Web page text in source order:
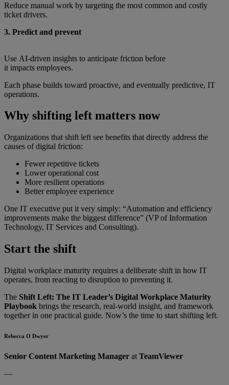
Reduce manual work by targeting the most common and costly
ticket drivers.
3. Predict and prevent
Use AI‑driven insights to anticipate friction before
it impacts employees.
Each phase builds toward proactive, and eventually predictive, IT
operations.
Why shifting left matters now
Organizations that shift left see benefits that directly address the
causes of digital friction:
Fewer repetitive tickets
Lower operational cost
More resilient operations
Better employee experience
One IT executive put it very simply: “Automation and efficiency
improvements make the biggest difference” (VP of Information
Technology, IT Services and Consulting).
Start the shift
Digital workplace maturity requires a deliberate shift in how IT
operates, from reacting to disruption to preventing it.
The Shift Left: The IT Leader’s Digital Workplace Maturity
Playbook brings the research, real-world insight, and framework
together in one practical guide. Now’s the time to start shifting left.
Rebecca O Dwyer
Senior Content Marketing Manager at TeamViewer
—